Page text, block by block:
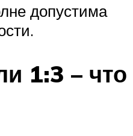
допустима
1:3 – что